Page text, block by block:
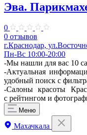
Эва.
0
0 отзывов
г.Краснодар,
Пн-Вс 10:00-20:00
-Мы нашли для вас 10
-Актуальная
удобный поиск с
-Салоны красоты
с рейтингом и
Меню
Махачкала